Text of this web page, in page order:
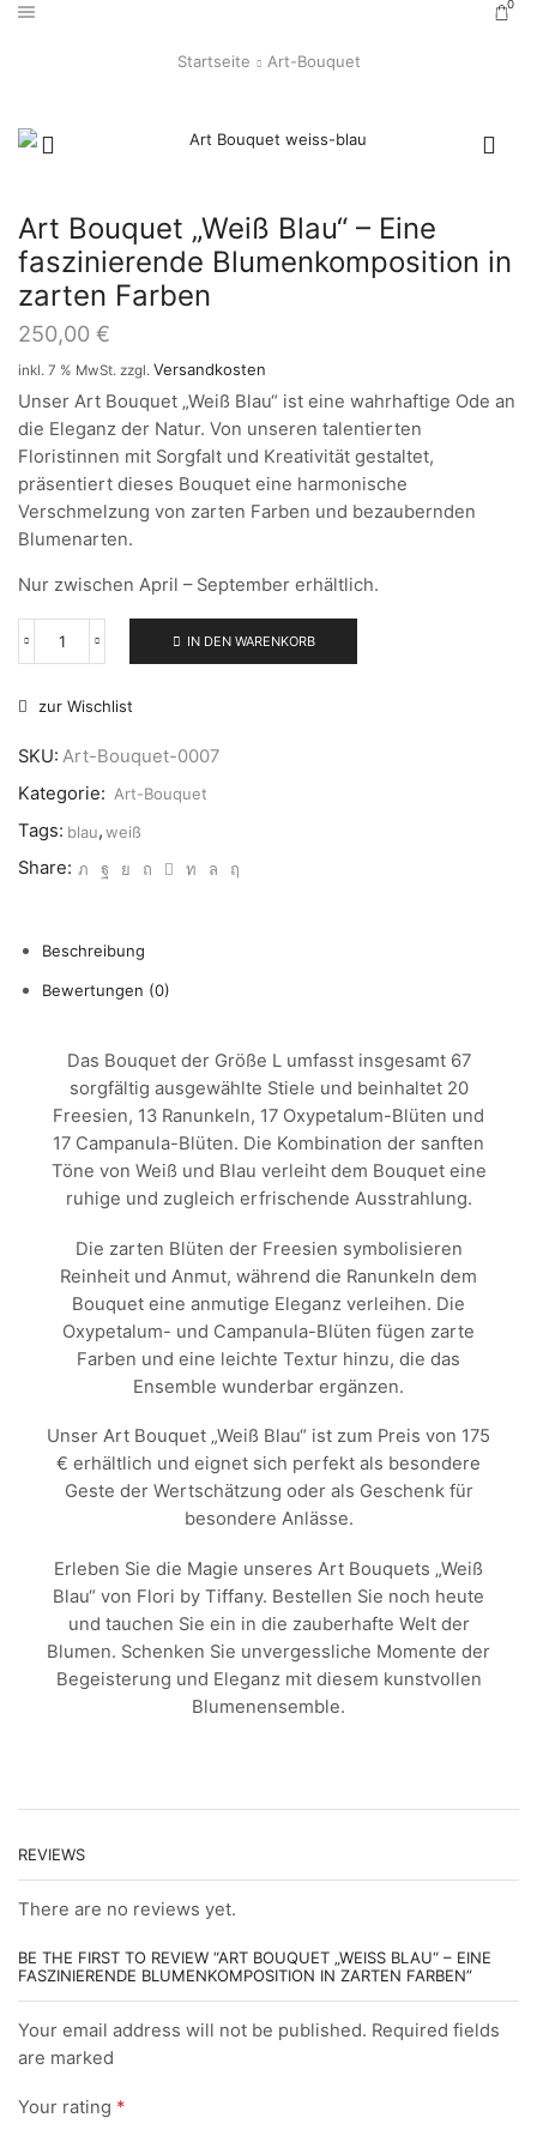
0
Startseite Art-Bouquet
Art Bouquet „Weiß Blau“ – Eine
faszinierende Blumenkomposition in
zarten Farben
250,00 €
inkl. 7 % MwSt. zzgl. Versandkosten
Unser Art Bouquet „Weiß Blau“ ist eine wahrhaftige Ode an
die Eleganz der Natur. Von unseren talentierten
Floristinnen mit Sorgfalt und Kreativität gestaltet,
präsentiert dieses Bouquet eine harmonische
Verschmelzung von zarten Farben und bezaubernden
Blumenarten.
Nur zwischen April – September erhältlich.
IN DEN WARENKORB
zur Wischlist
SKU: Art-Bouquet-0007
Kategorie: Art-Bouquet
Tags: blau,weiß
Share:
Beschreibung
Bewertungen (0)
Das Bouquet der Größe L umfasst insgesamt 67
sorgfältig ausgewählte Stiele und beinhaltet 20
Freesien, 13 Ranunkeln, 17 Oxypetalum-Blüten und
17 Campanula-Blüten. Die Kombination der sanften
Töne von Weiß und Blau verleiht dem Bouquet eine
ruhige und zugleich erfrischende Ausstrahlung.
Die zarten Blüten der Freesien symbolisieren
Reinheit und Anmut, während die Ranunkeln dem
Bouquet eine anmutige Eleganz verleihen. Die
Oxypetalum- und Campanula-Blüten fügen zarte
Farben und eine leichte Textur hinzu, die das
Ensemble wunderbar ergänzen.
Unser Art Bouquet „Weiß Blau“ ist zum Preis von 175
€ erhältlich und eignet sich perfekt als besondere
Geste der Wertschätzung oder als Geschenk für
besondere Anlässe.
Erleben Sie die Magie unseres Art Bouquets „Weiß
Blau“ von Flori by Tiffany. Bestellen Sie noch heute
und tauchen Sie ein in die zauberhafte Welt der
Blumen. Schenken Sie unvergessliche Momente der
Begeisterung und Eleganz mit diesem kunstvollen
Blumenensemble.
REVIEWS
There are no reviews yet.
BE THE FIRST TO REVIEW “ART BOUQUET „WEISS BLAU“ – EINE F
ASZINIERENDE BLUMENKOMPOSITION IN ZARTEN FARBEN”
Your email address will not be published. Required fields
are marked
Your rating *
NUR
NOTWENDIGE
COOKIES
sind nicht
Cookies gesetzt
Webseite
berechtigten
Art. 6 Abs. 1 S. 1
entsprechen.
STATISTIKEN
Damit wir die
und die Struktur
der Website
verbessern
basierend auf
der Website
verwenden wir
ein Analysetool
Analysetool ist
Google
Analytics.
In order for our
as well as possible
you refuse these
cookies, some
functionality will
disappear from the
website.
COOKIES
in Ihrem
Textdateien,
die Daten über
und seines
bestimmten
Browsers
aufzeichnen
die Aktionen
Webseite,
Standort, usw.